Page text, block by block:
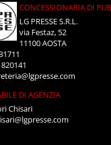
CONCESSIONARIA DI
LG PRESSE S.R.L.
via Festaz, 52
11100 AOSTA
DI AGENZIA
Chisari